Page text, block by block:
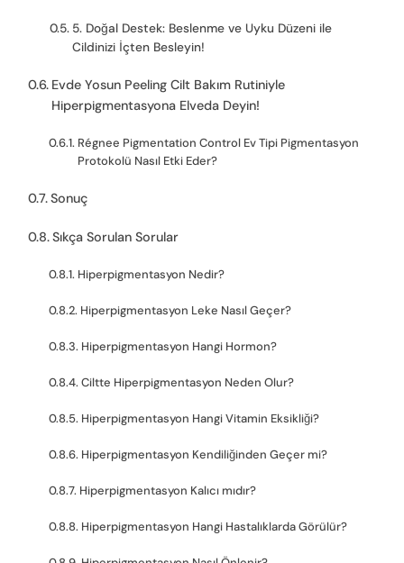
5. Doğal Destek: Beslenme ve Uyku Düzeni ile
Cildinizi İçten Besleyin!
Evde Yosun Peeling Cilt Bakım Rutiniyle
Hiperpigmentasyona Elveda Deyin!
Régnee Pigmentation Control Ev Tipi Pigmentasyon
Protokolü Nasıl Etki Eder?
Sonuç
Sıkça Sorulan Sorular
Hiperpigmentasyon Nedir?
Hiperpigmentasyon Leke Nasıl Geçer?
Hiperpigmentasyon Hangi Hormon?
Ciltte Hiperpigmentasyon Neden Olur?
Hiperpigmentasyon Hangi Vitamin Eksikliği?
Hiperpigmentasyon Kendiliğinden Geçer mi?
Hiperpigmentasyon Kalıcı mıdır?
Hiperpigmentasyon Hangi Hastalıklarda Görülür?